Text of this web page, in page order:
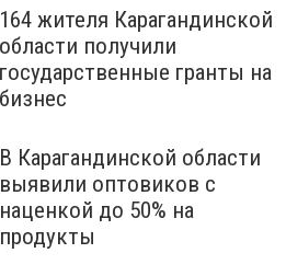
164 жителя Карагандинской
области получили
государственные гранты на
бизнес
В Карагандинской области
выявили оптовиков с
наценкой до 50% на
продукты